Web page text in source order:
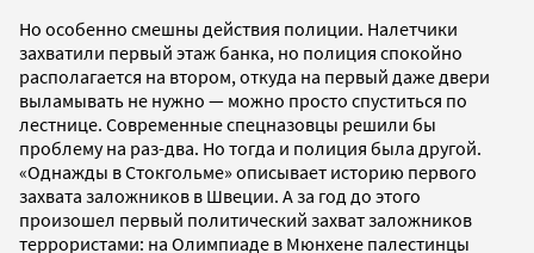
Но особенно смешны действия полиции. Налетчики
захватили первый этаж банка, но полиция спокойно
располагается на втором, откуда на первый даже двери
выламывать не нужно — можно просто спуститься по
лестнице. Современные спецназовцы решили бы
проблему на раз-два. Но тогда и полиция была другой.
«Однажды в Стокгольме» описывает историю первого
захвата заложников в Швеции. А за год до этого
произошел первый политический захват заложников
террористами: на Олимпиаде в Мюнхене палестинцы